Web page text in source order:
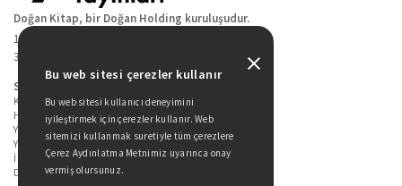
Doğan Kitap, bir Doğan Holding kuruluşudur.
19 Mayıs Cad. Golden Plaza No:1 Kat:10
34360 / Şişli / İstanbul
Sitede Yer Alan Sayfalar
Kitaplarımız
Hakkımızda
Yazarlarımız
Yazar Adayları İçin
İletişim
Duygu Asena Roman Ödülü
Bu web sitesi çerezler kullanır
Bu web sitesi kullanıcı deneyimini
iyileştirmek için çerezler kullanır. Web
sitemizi kullanmak suretiyle tüm çerezlere
Çerez Aydınlatma Metnimiz uyarınca onay
vermiş olursunuz.